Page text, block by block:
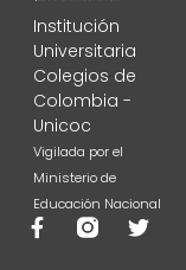
Institución
Universitaria
Colegios de
Colombia -
Unicoc
Vigilada por el
Ministerio de
Educación Nacional